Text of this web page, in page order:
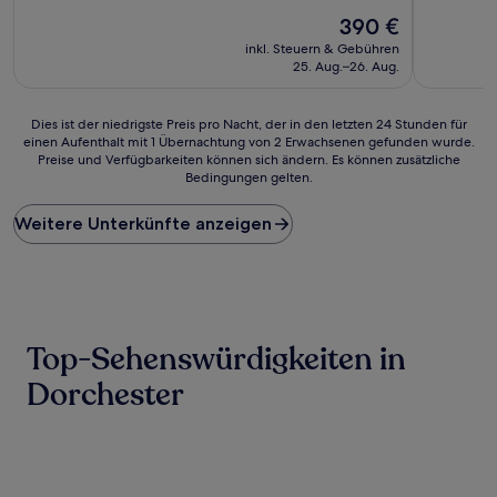
Der
Preis
beträgt
390 €
inkl. Steuern & Gebühren
25. Aug.–26. Aug.
Dies
ist
Preis
pro
Nacht,
24 Stunden
einen
Aufenthalt
Dies ist der niedrigste Preis pro Nacht, der in den letzten 24 Stunden für
einen Aufenthalt mit 1 Übernachtung von 2 Erwachsenen gefunden wurde.
Preise und Verfügbarkeiten können sich ändern. Es können zusätzliche
Bedingungen gelten.
Weitere Unterkünfte anzeigen
Top-Sehenswürdigkeiten in
Dorchester